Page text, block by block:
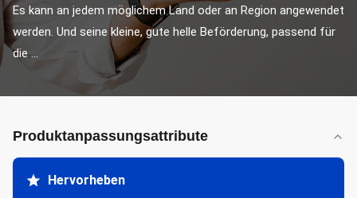
Es kann an jedem möglichem Land oder an Region angewendet
werden. Und seine kleine, gute helle Beförderung, passend für
die ...
Produktanpassungsattribute
Hervorheben